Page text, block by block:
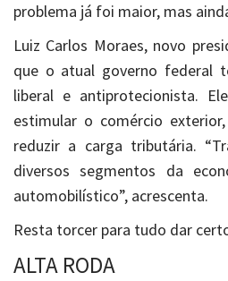
problema já foi maior, mas
Luiz Carlos Moraes, novo
que o atual governo federal
liberal e antiprotecionista.
estimular o comércio
reduzir a carga tributária.
diversos segmentos da
automobilístico”, acrescenta.
Resta torcer para tudo dar
ALTA RODA